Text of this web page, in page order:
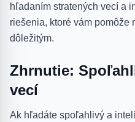
hľadaním stratených vecí a
riešenia, ktoré vám pomôže
dôležitým.
Zhrnutie:
vecí
Ak hľadáte spoľahlivý a